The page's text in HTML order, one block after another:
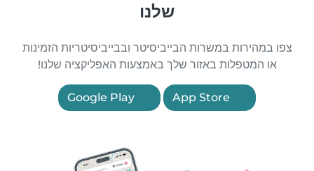
שלנו
צפו במהירות במשרות הבייביסיטר ובבייביסיטריות הזמינות
או המטפלות באזור שלך באמצעות האפליקציה שלנו!